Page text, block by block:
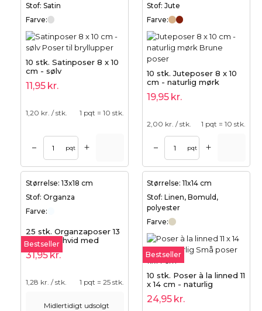
Stof: Satin
Farve:
10 stk. Satinposer 8 x 10
cm - sølv
11,95 kr.
1,20 kr. / stk. 1 pqt = 10 stk.
– pqt +
Stof: Jute
Farve:
10 stk. Juteposer 8 x 10
cm - naturlig mørk
19,95 kr.
2,00 kr. / stk. 1 pqt = 10 stk.
– pqt +
Størrelse: 13x18 cm
Stof: Organza
Farve:
Bestseller
25 stk. Organzaposer 13
x 18 cm - hvid med
dobbelt satinbånd
31,95kr.
1,28 kr. / stk. 1 pqt = 25 stk.
Midlertidigt udsolgt
Størrelse: 11x14 cm
Stof: Linen, Bomuld,
polyester
Farve:
Bestseller
10 stk. Poser à la linned 11
x 14 cm - naturlig
24,95 kr.